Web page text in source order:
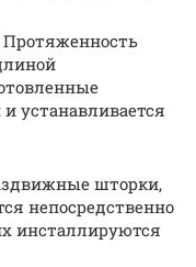
Протяженность
устанавливается
шторки,
непосредственно
инсталлируются